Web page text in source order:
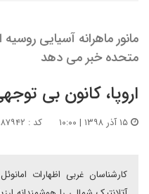
مانور ماهرانه آسیایی
متحده خبر می دهد
اروپا، کانون بی
کد : ۱۹۸۷۹۴۲
کارشناسان غربی اظهارات